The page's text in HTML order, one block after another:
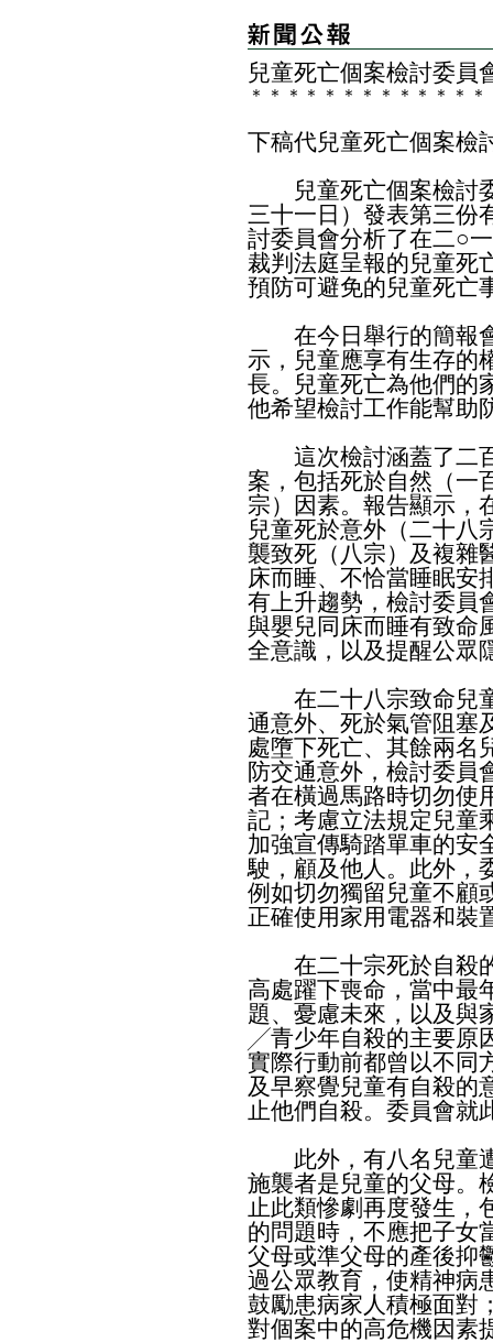
兒童死亡個案檢討委員
＊ ＊ ＊ ＊ ＊ ＊ ＊ ＊ ＊ ＊ ＊ ＊ ＊
下稿代兒童死亡個案檢
兒童死亡個案檢討委
三十一日）發表第三份
討委員會分析了在二○
裁判法庭呈報的兒童死
預防可避免的兒童死亡
在今日舉行的簡報會
示，兒童應享有生存的
長。兒童死亡為他們的
他希望檢討工作能幫助
這次檢討涵蓋了二百
案，包括死於自然（一
宗）因素。報告顯示，
兒童死於意外（二十八
襲致死（八宗）及複雜
床而睡、不恰當睡眠安
有上升趨勢，檢討委員
與嬰兒同床而睡有致命
全意識，以及提醒公眾
在二十八宗致命兒童
通意外、死於氣管阻塞
處墮下死亡、其餘兩名
防交通意外，檢討委員
者在橫過馬路時切勿使
記；考慮立法規定兒童
加強宣傳騎踏單車的安
駛，顧及他人。此外，
例如切勿獨留兒童不顧
正確使用家用電器和裝
在二十宗死於自殺
高處躍下喪命，當中最
題、憂慮未來，以及與
╱青少年自殺的主要原
實際行動前都曾以不同
及早察覺兒童有自殺的
止他們自殺。委員會就
此外，有八名兒童遭
施襲者是兒童的父母。
止此類慘劇再度發生，
的問題時，不應把子女
父母或準父母的產後抑
過公眾教育，使精神病
鼓勵患病家人積極面對
對個案中的高危機因素